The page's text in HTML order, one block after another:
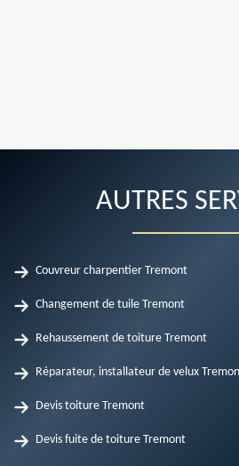
AUTRES
Couvreur charpentier Tremont
Changement de tuile Tremont
Rehaussement de toiture Tremont
Réparateur, installateur de velux
Devis toiture Tremont
Devis fuite de toiture Tremont